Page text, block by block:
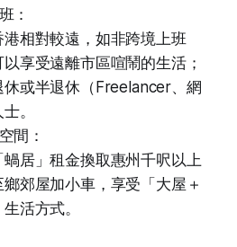
：
相對較遠，如非跨境上班
享受遠離市區喧鬧的生活；
休或半退休（Freelancer、網
。
間：
居」租金換取惠州千呎以上
郊屋加小車，享受「大屋＋
活方式。